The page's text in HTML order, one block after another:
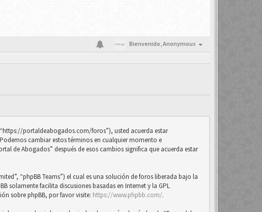
Bienvenido,Anonymous
portaldeabogados.com/foros”), usted acuerda estar
cambiar estos términos en cualquier momento e
de Abogados” después de esos cambios significa que acuerda estar
“phpBB Teams”) el cual es una solución de foros liberada bajo la
solamente facilita discusiones basadas en Internet y la GPL
sobre phpBB, por favor visite: https://www.phpbb.com/.